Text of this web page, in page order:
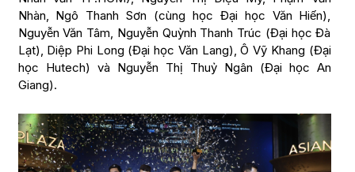
Nhàn, Ngô Thanh Sơn (cùng học Đại học Văn Hiến),
Nguyễn Văn Tâm, Nguyễn Quỳnh Thanh Trúc (Đại học Đà
Lạt), Diệp Phi Long (Đại học Văn Lang), Ô Vỹ Khang (Đại
học Hutech) và Nguyễn Thị Thuỷ Ngân (Đại học An
Giang).